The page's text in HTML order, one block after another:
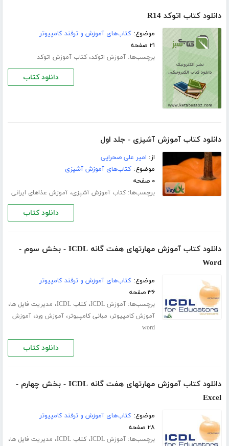
دانلود کتاب اتوکد R14
موضوع:کتاب‌های آموزش و ترفند کامپیوتر
۲۱ صفحه
برچسب‌ها:آموزش اتوکد،کتاب آموزش اتوکد
دانلود کتاب
دانلود کتاب آموزش آشپزی - جلد اول
از: امیر علی صحرایی
موضوع:کتاب‌های آموزش آشپزی
۰ صفحه
برچسب‌ها:کتاب آموزش آشپزی،آموزش عذاهای ایرانی
دانلود کتاب
دانلود کتاب آموزش مهارتهای هفت گانه ICDL - بخش سوم -
Word
موضوع:کتاب‌های آموزش و ترفند کامپیوتر
۳۶ صفحه
برچسب‌ها:آموزش ICDL ،کتاب ICDL ، مدیریت فایل ها،
آموزش کامپیوتر، مبانی کامپیوتر،آموزش ورد،آموزش
word
دانلود کتاب
دانلود کتاب آموزش مهارتهای هفت گانه ICDL - بخش چهارم -
Excel
موضوع:کتاب‌های آموزش و ترفند کامپیوتر
۲۸ صفحه
برچسب‌ها:آموزش ICDL ،کتاب ICDL ، مدیریت فایل ها،